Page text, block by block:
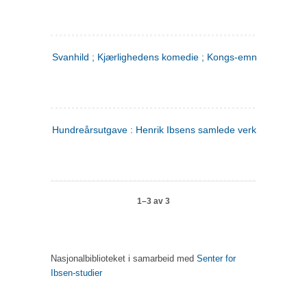
Svanhild ; Kjærlighedens komedie ; Kongs-emnerne
Hundreårsutgave : Henrik Ibsens samlede verker. 4
1–3 av 3
Nasjonalbiblioteket i samarbeid med Senter for
Ibsen-studier